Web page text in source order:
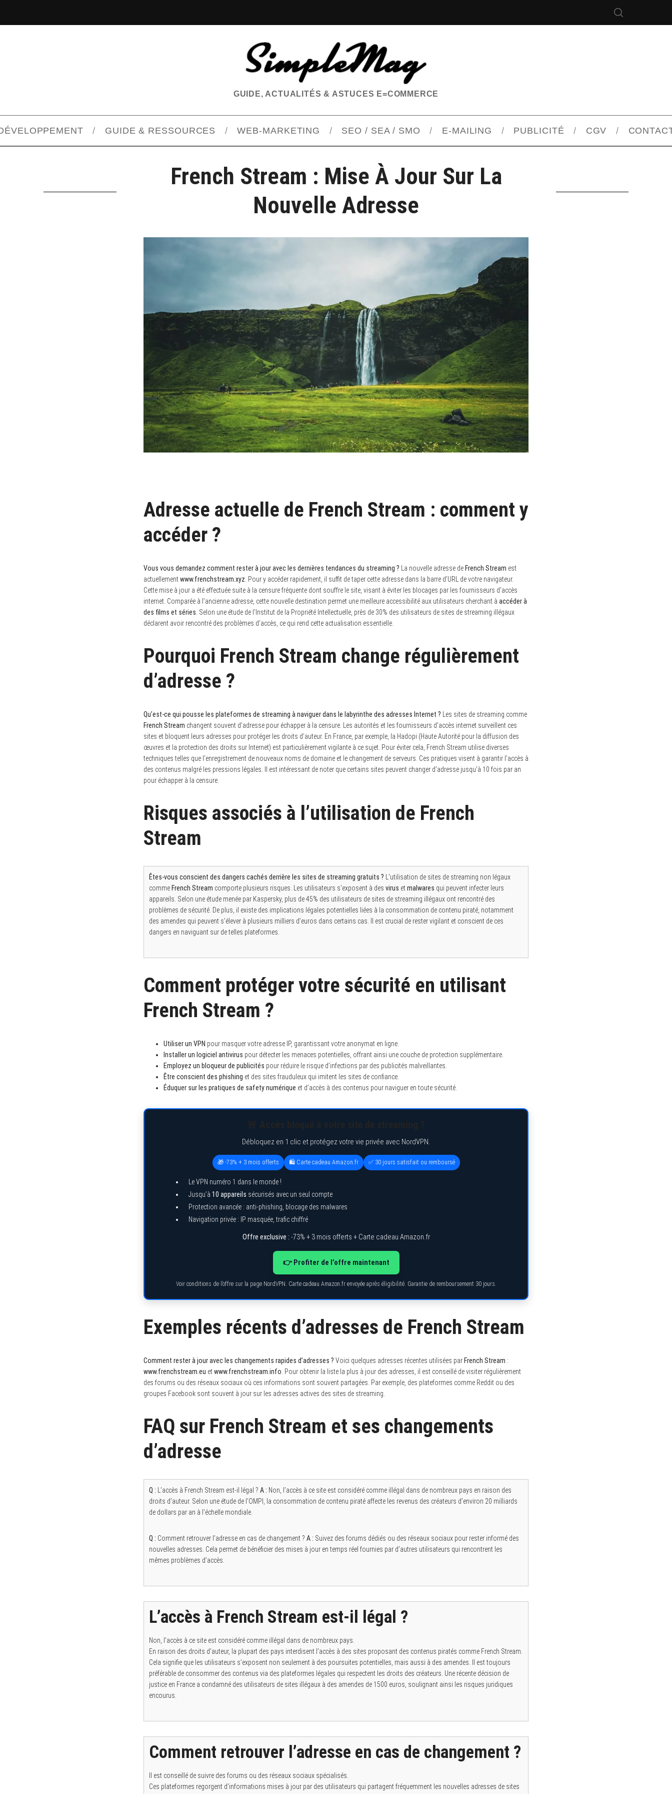
GUIDE, ACTUALITÉS & ASTUCES E=COMMERCE
GUIDE & RESSOURCES WEB-MARKETING SEO / SEA / SMO E-MAILING PUBLICITÉ CGV
French Stream : Mise À Jour Sur La
Nouvelle Adresse
Adresse actuelle de French Stream : comment y
accéder ?
Vous vous demandez comment rester à jour avec les dernières tendances du streaming ? La nouvelle adresse de French Stream est
actuellementwww.frenchstream.xyz . Pour y accéder rapidement, il suffit de taper cette adresse dans la barre d’URL de votre navigateur.
Cette mise à jour a été effectuée suite à la censure fréquente dont souffre le site, visant à éviter les blocages par les fournisseurs d’accès
internet. Comparée à l’ancienne adresse, cette nouvelle destination permet une meilleure accessibilité aux utilisateurs cherchant à accéder à
des films et séries . Selon une étude de l’Institut de la Propriété Intellectuelle, près de 30% des utilisateurs de sites de streaming illégaux
déclarent avoir rencontré des problèmes d’accès, ce qui rend cette actualisation essentielle.
Pourquoi French Stream change régulièrement
d’adresse ?
Qu’est-ce qui pousse les plateformes de streaming à naviguer dans le labyrinthe des adresses Internet ? Les sites de streaming comme
French Stream changent souvent d’adresse pour échapper à la censure. Les autorités et les fournisseurs d’accès internet surveillent ces
sites et bloquent leurs adresses pour protéger les droits d’auteur. En France, par exemple, la Hadopi (Haute Autorité pour la diffusion des
œuvres et la protection des droits sur Internet) est particulièrement vigilante à ce sujet. Pour éviter cela, French Stream utilise diverses
techniques telles que l’enregistrement de nouveaux noms de domaine et le changement de serveurs. Ces pratiques visent à garantir l’accès à
des contenus malgré les pressions légales. Il est intéressant de noter que certains sites peuvent changer d’adresse jusqu’à 10 fois par an
pour échapper à la censure.
Risques associés à l’utilisation de French
Stream
Êtes-vous conscient des dangers cachés derrière les sites de streaming gratuits ? L’utilisation de sites de streaming non légaux
comme French Stream comporte plusieurs risques. Les utilisateurs s’exposent à des virus etmalwares qui peuvent infecter leurs
appareils. Selon une étude menée par Kaspersky, plus de 45% des utilisateurs de sites de streaming illégaux ont rencontré des
problèmes de sécurité. De plus, il existe des implications légales potentielles liées à la consommation de contenu piraté, notamment
des amendes qui peuvent s’élever à plusieurs milliers d’euros dans certains cas. Il est crucial de rester vigilant et conscient de ces
dangers en naviguant sur de telles plateformes.
Comment protéger votre sécurité en utilisant
French Stream ?
Utiliser un VPN pour masquer votre adresse IP, garantissant votre anonymat en ligne.
Installer un logiciel antivirus pour détecter les menaces potentielles, offrant ainsi une couche de protection supplémentaire.
Employez un bloqueur de publicités pour réduire le risque d’infections par des publicités malveillantes.
Être conscient des phishing et des sites frauduleux qui imitent les sites de confiance.
Éduquer sur les pratiques de safety numérique et d’accès à des contenus pour naviguer en toute sécurité.
Débloquez en 1 clic et protégez votre vie privée avec NordVPN.
🎁 -73% + 3 mois offerts 🛍️ Carte cadeau Amazon.fr ✅ 30 jours satisfait ou remboursé
Le VPN numéro 1 dans le monde !
Jusqu’à 10 appareils sécurisés avec un seul compte
Protection avancée : anti-phishing, blocage des malwares
Navigation privée : IP masquée, trafic chiffré
Offre exclusive : -73% + 3 mois offerts + Carte cadeau Amazon.fr
👉 Profiter de l’offre maintenant
Voir conditions de l’offre sur la page NordVPN. Carte cadeau Amazon.fr envoyée après éligibilité. Garantie de remboursement 30 jours.
Exemples récents d’adresses de French Stream
Comment rester à jour avec les changements rapides d’adresses ? Voici quelques adresses récentes utilisées par French Stream :
www.frenchstream.eu etwww.frenchstream.info . Pour obtenir la liste la plus à jour des adresses, il est conseillé de visiter régulièrement
des forums ou des réseaux sociaux où ces informations sont souvent partagées. Par exemple, des plateformes comme Reddit ou des
groupes Facebook sont souvent à jour sur les adresses actives des sites de streaming.
FAQ sur French Stream et ses changements
d’adresse
Q : L’accès à French Stream est-il légal ? A : Non, l’accès à ce site est considéré comme illégal dans de nombreux pays en raison des
droits d’auteur. Selon une étude de l’OMPI, la consommation de contenu piraté affecte les revenus des créateurs d’environ 20 milliards
de dollars par an à l’échelle mondiale.
Q : Comment retrouver l’adresse en cas de changement ? A : Suivez des forums dédiés ou des réseaux sociaux pour rester informé des
nouvelles adresses. Cela permet de bénéficier des mises à jour en temps réel fournies par d’autres utilisateurs qui rencontrent les
mêmes problèmes d’accès.
L’accès à French Stream est-il légal ?
Non, l’accès à ce site est considéré comme illégal dans de nombreux pays.
En raison des droits d’auteur, la plupart des pays interdisent l’accès à des sites proposant des contenus piratés comme French Stream.
Cela signifie que les utilisateurs s’exposent non seulement à des poursuites potentielles, mais aussi à des amendes. Il est toujours
préférable de consommer des contenus via des plateformes légales qui respectent les droits des créateurs. Une récente décision de
justice en France a condamné des utilisateurs de sites illégaux à des amendes de 1500 euros, soulignant ainsi les risques juridiques
encourus.
Comment retrouver l’adresse en cas de changement ?
Il est conseillé de suivre des forums ou des réseaux sociaux spécialisés.
Ces plateformes regorgent d’informations mises à jour par des utilisateurs qui partagent fréquemment les nouvelles adresses de sites